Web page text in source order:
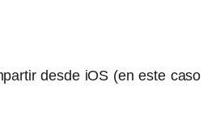
desde iOS (en este caso